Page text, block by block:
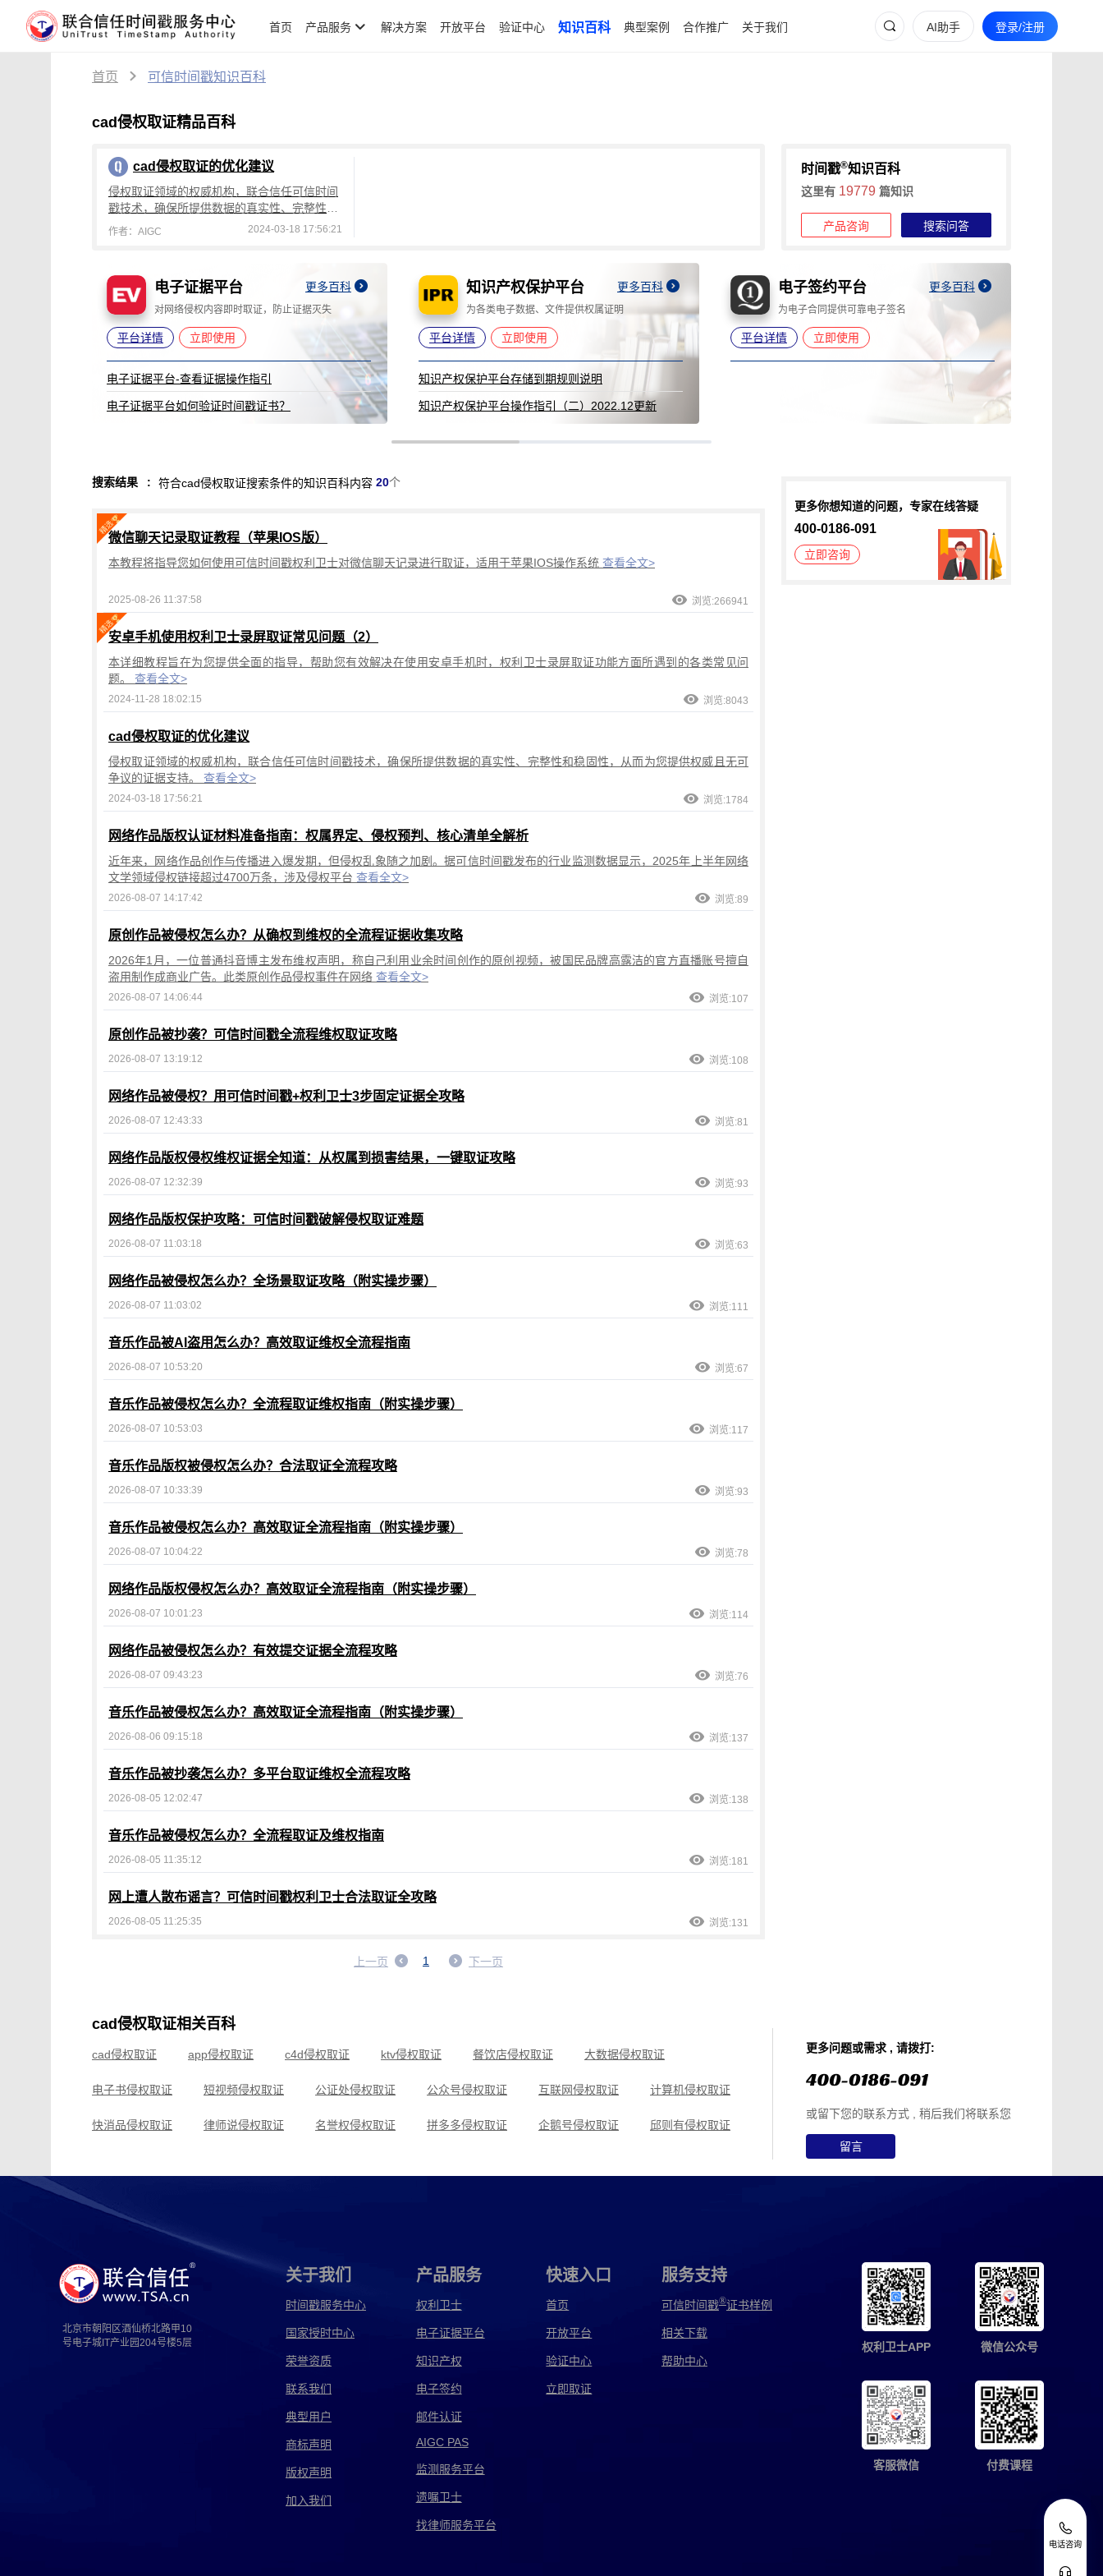
首页 产品服务 解决方案 开放平台 验证中心 知识百科 典型案例 合作推广 关于我们 AI助手 登录/注册
首页 可信时间戳知识百科
cad侵权取证精品百科
cad侵权取证的优化建议
侵权取证领域的权威机构，联合信任可信时间
戳技术，确保所提供数据的真实性、完整性和
稳固性，从而为您提供权威且无可争议的证据
作者：AIGC 2024-03-18 17:56:21
时间戳®知识百科
这里有 19779 篇知识
产品咨询 搜索问答
知识产权保护平台 更多百科
为各类电子数据、文件提供权属证明
平台详情 立即使用
知识产权保护平台存储到期规则说明
知识产权保护平台操作指引（二）2022.12更新
电子签约平台 更多百科
为电子合同提供可靠电子签名
平台详情 立即使用
电子邮件认证平台 更多百科
让电子邮件成为不可否认的电子证据
平台详情 立即使用
搜索结果 : 符合cad侵权取证搜索条件的知识百科内容 20个
微信聊天记录取证教程（苹果IOS版）
本教程将指导您如何使用可信时间戳权利卫士对微信聊天记录进行取证，适用于苹果IOS操作系统 查看全文>
2025-08-26 11:37:58 浏览:266941
安卓手机使用权利卫士录屏取证常见问题（2）
本详细教程旨在为您提供全面的指导，帮助您有效解决在使用安卓手机时，权利卫士录屏取证功能方面所遇到的各类常见问
题。 查看全文>
2024-11-28 18:02:15 浏览:8043
cad侵权取证的优化建议
侵权取证领域的权威机构，联合信任可信时间戳技术，确保所提供数据的真实性、完整性和稳固性，从而为您提供权威且无可
争议的证据支持。 查看全文>
2024-03-18 17:56:21 浏览:1784
网络作品版权认证材料准备指南：权属界定、侵权预判、核心清单全解析
近年来，网络作品创作与传播进入爆发期，但侵权乱象随之加剧。据可信时间戳发布的行业监测数据显示，2025年上半年网络
文学领域侵权链接超过4700万条，涉及侵权平台 查看全文>
2026-08-07 14:17:42 浏览:89
原创作品被侵权怎么办？从确权到维权的全流程证据收集攻略
2026年1月，一位普通抖音博主发布维权声明，称自己利用业余时间创作的原创视频，被国民品牌高露洁的官方直播账号擅自
盗用制作成商业广告。此类原创作品侵权事件在网络 查看全文>
2026-08-07 14:06:44 浏览:107
原创作品被抄袭？可信时间戳全流程维权取证攻略
2026-08-07 13:19:12 浏览:108
网络作品被侵权？用可信时间戳+权利卫士3步固定证据全攻略
2026-08-07 12:43:33 浏览:81
网络作品版权侵权维权证据全知道：从权属到损害结果，一键取证攻略
2026-08-07 12:32:39 浏览:93
网络作品版权保护攻略：可信时间戳破解侵权取证难题
2026-08-07 11:03:18 浏览:63
网络作品被侵权怎么办？全场景取证攻略（附实操步骤）
2026-08-07 11:03:02 浏览:111
音乐作品被AI盗用怎么办？高效取证维权全流程指南
2026-08-07 10:53:20 浏览:67
音乐作品被侵权怎么办？全流程取证维权指南（附实操步骤）
2026-08-07 10:53:03 浏览:117
音乐作品版权被侵权怎么办？合法取证全流程攻略
2026-08-07 10:33:39 浏览:93
音乐作品被侵权怎么办？高效取证全流程指南（附实操步骤）
2026-08-07 10:04:22 浏览:78
网络作品版权侵权怎么办？高效取证全流程指南（附实操步骤）
2026-08-07 10:01:23 浏览:114
网络作品被侵权怎么办？有效提交证据全流程攻略
2026-08-07 09:43:23 浏览:76
音乐作品被侵权怎么办？高效取证全流程指南（附实操步骤）
2026-08-06 09:15:18 浏览:137
音乐作品被抄袭怎么办？多平台取证维权全流程攻略
2026-08-05 12:02:47 浏览:138
音乐作品被侵权怎么办？全流程取证及维权指南
2026-08-05 11:35:12 浏览:181
网上遭人散布谣言？可信时间戳权利卫士合法取证全攻略
2026-08-05 11:25:35 浏览:131
上一页 1 下一页
更多你想知道的问题，专家在线答疑
400-0186-091
立即咨询
cad侵权取证相关百科
cad侵权取证 app侵权取证 c4d侵权取证 ktv侵权取证 餐饮店侵权取证 大数据侵权取证
电子书侵权取证 短视频侵权取证 公证处侵权取证 公众号侵权取证 互联网侵权取证 计算机侵权取证
快消品侵权取证 律师说侵权取证 名誉权侵权取证 拼多多侵权取证 企鹅号侵权取证 邱则有侵权取证
影视剧侵权取证
传奇侵权取证 代码侵权取证 盗版侵权取证 电商侵权取证 电影侵权取证 店招侵权取证
法务侵权取证 方正侵权取证 房屋侵权取证 非法侵权取证
个人侵权取证 公证侵权取证 购物侵权取证 广告侵权取证
软件侵权取证 软著侵权取证
使用侵权取证 视频侵权取证
更多问题或需求 , 请拨打:
或留下您的联系方式 , 稍后我们将联系您
留言
北京市朝阳区酒仙桥北路甲10
号电子城IT产业园204号楼5层
关于我们
时间戳服务中心
国家授时中心
荣誉资质
联系我们
典型用户
商标声明
版权声明
加入我们
产品服务
权利卫士
电子证据平台
知识产权
电子签约
邮件认证
AIGC PAS
监测服务平台
遗嘱卫士
找律师服务平台
快速入口
首页
开放平台
验证中心
立即取证
服务支持
可信时间戳®证书样例
相关下载
帮助中心
权利卫士APP 微信公众号
客服微信 付费课程
电话咨询